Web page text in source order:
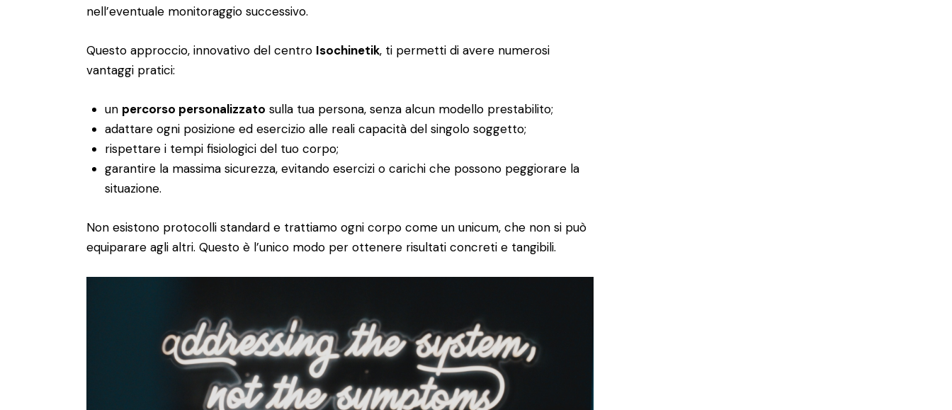
nell’eventuale monitoraggio successivo.
Questo approccio, innovativo del centro Isochinetik, ti permetti di avere numerosi
vantaggi pratici:
un percorso personalizzato sulla tua persona, senza alcun modello prestabilito;
adattare ogni posizione ed esercizio alle reali capacità del singolo soggetto;
rispettare i tempi fisiologici del tuo corpo;
garantire la massima sicurezza, evitando esercizi o carichi che possono peggiorare la
situazione.
Non esistono protocolli standard e trattiamo ogni corpo come un unicum, che non si può
equiparare agli altri. Questo è l’unico modo per ottenere risultati concreti e tangibili.